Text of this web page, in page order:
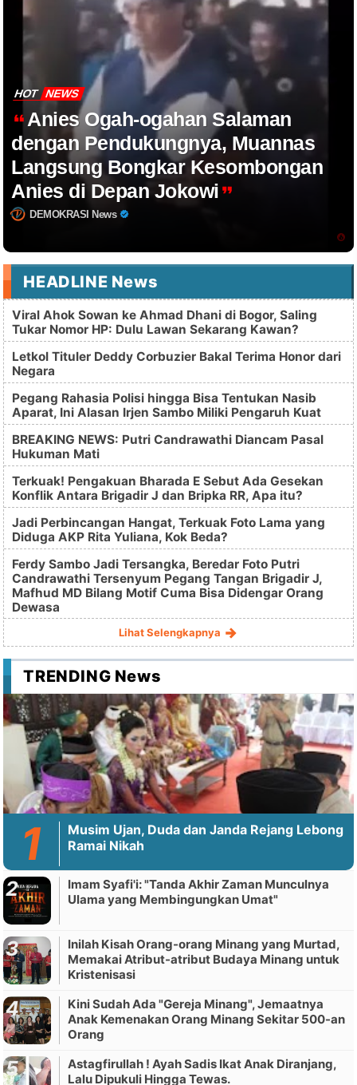
HOT NEWS
Anies Ogah-ogahan Salaman
dengan Pendukungnya, Muannas
Langsung Bongkar Kesombongan
Anies di Depan Jokowi
DEMOKRASI News
HEADLINE News
Viral Ahok Sowan ke Ahmad Dhani di Bogor, Saling
Tukar Nomor HP: Dulu Lawan Sekarang Kawan?
Letkol Tituler Deddy Corbuzier Bakal Terima Honor dari
Negara
Pegang Rahasia Polisi hingga Bisa Tentukan Nasib
Aparat, Ini Alasan Irjen Sambo Miliki Pengaruh Kuat
BREAKING NEWS: Putri Candrawathi Diancam Pasal
Hukuman Mati
Terkuak! Pengakuan Bharada E Sebut Ada Gesekan
Konflik Antara Brigadir J dan Bripka RR, Apa itu?
Jadi Perbincangan Hangat, Terkuak Foto Lama yang
Diduga AKP Rita Yuliana, Kok Beda?
Ferdy Sambo Jadi Tersangka, Beredar Foto Putri
Candrawathi Tersenyum Pegang Tangan Brigadir J,
Mafhud MD Bilang Motif Cuma Bisa Didengar Orang
Dewasa
Lihat Selengkapnya
TRENDING News
Musim Ujan, Duda dan Janda Rejang Lebong
Ramai Nikah
Imam Syafi'i: "Tanda Akhir Zaman Munculnya
Ulama yang Membingungkan Umat"
Inilah Kisah Orang-orang Minang yang Murtad,
Memakai Atribut-atribut Budaya Minang untuk
Kristenisasi
Kini Sudah Ada "Gereja Minang", Jemaatnya
Anak Kemenakan Orang Minang Sekitar 500-an
Orang
Astagfirullah ! Ayah Sadis Ikat Anak Diranjang,
Lalu Dipukuli Hingga Tewas.